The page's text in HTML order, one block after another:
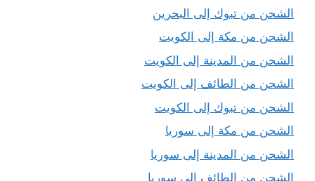
الشحن من تبوك إلى البحرين
الشحن من مكة إلى الكويت
الشحن من المدينة إلى الكويت
الشحن من الطائف إلى الكويت
الشحن من تبوك إلى الكويت
الشحن من مكة إلى سوريا
الشحن من المدينة إلى سوريا
الشحن من الطائف إلى سوريا